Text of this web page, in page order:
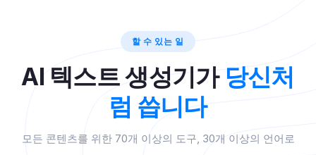
할 수 있는 일
AI 텍스트 생성기가 당신처
럼 씁니다
모든 콘텐츠를 위한 70개 이상의 도구, 30개 이상의 언어로